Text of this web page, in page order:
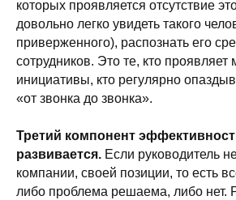
которых проявляется отсутствие
довольно легко увидеть такого
приверженного), распознать его
сотрудников. Это те, кто проявляет
инициативы, кто регулярно
«от звонка до звонка».
Третий компонент
развивается. Если руководитель
компании, своей позиции, то есть
либо проблема решаема, либо нет.